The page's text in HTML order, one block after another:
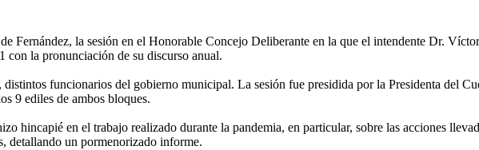
Fernández, la sesión en el Honorable Concejo Deliberante en la que el intendente Dr.
con la pronunciación de su discurso anual.
distintos funcionarios del gobierno municipal. La sesión fue presidida por la Presidenta del
9 ediles de ambos bloques.
hincapié en el trabajo realizado durante la pandemia, en particular, sobre las acciones
detallando un pormenorizado informe.